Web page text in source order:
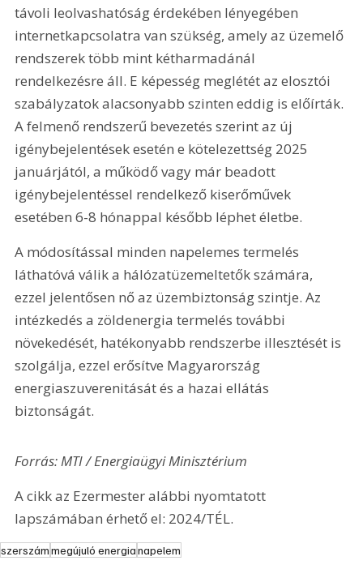
távoli leolvashatóság érdekében lényegében
internetkapcsolatra van szükség, amely az üzemelő
rendszerek több mint kétharmadánál
rendelkezésre áll. E képesség meglétét az elosztói
szabályzatok alacsonyabb szinten eddig is előírták.
A felmenő rendszerű bevezetés szerint az új
igénybejelentések esetén e kötelezettség 2025
januárjától, a működő vagy már beadott
igénybejelentéssel rendelkező kiserőművek
esetében 6-8 hónappal később léphet életbe.
A módosítással minden napelemes termelés
láthatóvá válik a hálózatüzemeltetők számára,
ezzel jelentősen nő az üzembiztonság szintje. Az
intézkedés a zöldenergia termelés további
növekedését, hatékonyabb rendszerbe illesztését is
szolgálja, ezzel erősítve Magyarország
energiaszuverenitását és a hazai ellátás
biztonságát.
Forrás: MTI / Energiaügyi Minisztérium
A cikk az Ezermester alábbi nyomtatott
lapszámában érhető el: 2024/TÉL.
szerszámmegújuló energianapelem